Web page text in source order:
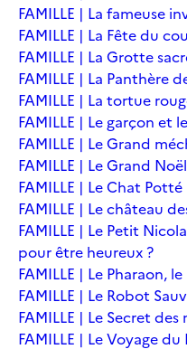
FAMILLE | La fameuse
FAMILLE | La Fête du
FAMILLE | La Grotte
FAMILLE | La Panthère
FAMILLE | La tortue
FAMILLE | Le garçon et
FAMILLE | Le Grand
FAMILLE | Le Grand
FAMILLE | Le Chat
FAMILLE | Le château
FAMILLE | Le Petit
pour être heureux ?
FAMILLE | Le Pharaon,
FAMILLE | Le Robot
FAMILLE | Le Secret des
FAMILLE | Le Voyage du